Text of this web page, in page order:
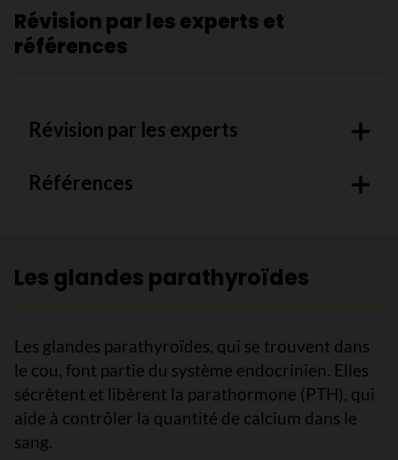
Révision par les experts et
références
Révision par les experts
Références
Les glandes parathyroïdes
Les glandes parathyroïdes, qui se trouvent dans
le cou, font partie du système endocrinien. Elles
sécrètent et libèrent la parathormone (PTH), qui
aide à contrôler la quantité de calcium dans le
sang.